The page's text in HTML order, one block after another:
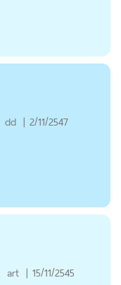
dd | 2/11/2547
art | 15/11/2545